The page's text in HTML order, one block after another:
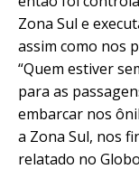
Zona Sul e
assim como nos
“Quem estiver
para as
embarcar nos
a Zona Sul, nos
relatado no